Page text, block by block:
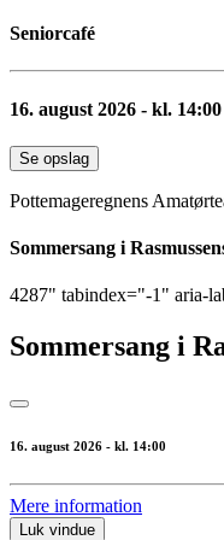
Seniorcafé
16. august 2026 - kl. 14:00
Se opslag
Pottemageregnens
Sommersang i
4287" tabindex="-1" aria-
Sommersang i
16. august 2026 - kl. 14:00
Mere information
Luk vindue